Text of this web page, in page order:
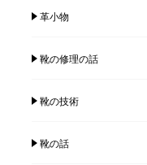
革小物
靴の修理の話
靴の技術
靴の話